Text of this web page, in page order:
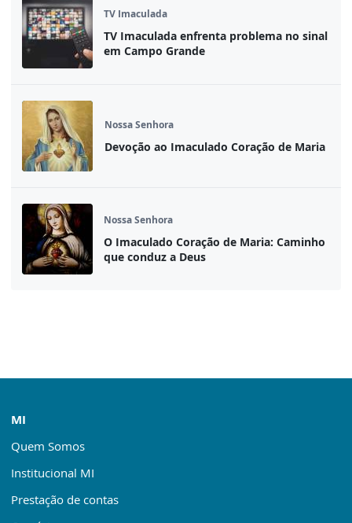
TV Imaculada
TV Imaculada enfrenta problema no sinal
em Campo Grande
Nossa Senhora
Devoção ao Imaculado Coração de Maria
Nossa Senhora
O Imaculado Coração de Maria: Caminho
que conduz a Deus
MI
Quem Somos
Institucional MI
Prestação de contas